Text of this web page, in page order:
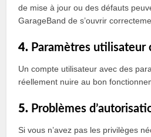
de mise à jour ou des défauts
GarageBand de s’ouvrir
4. Paramètres utilisateur
Un compte utilisateur avec des
réellement nuire au bon
5. Problèmes
Si vous n’avez pas les privilèges